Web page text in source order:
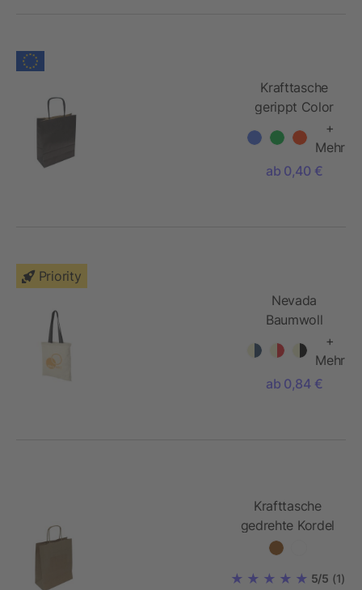
Krafttasche
gerippt Color
+
Mehr
ab 0,40 €
Priority
Nevada
Baumwoll
Tragetasche+
Mehr
ab 0,84 €
Krafttasche
gedrehte Kordel
5/5 (1)